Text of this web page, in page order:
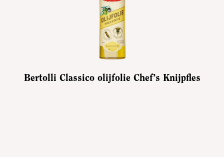
Bertolli Classico olijfolie Chef’s Knijpfles